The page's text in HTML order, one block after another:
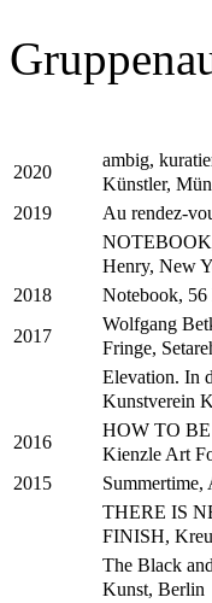
2020
ambig,
Künstler,
2019
Au rendez-
Henry, New
2018 Notebook,
2017
Wolfgang
Fringe,
Elevation. In
Kunstverein
2016
HOW TO
Kienzle Art
2015
THERE IS
FINISH,
The Black
Kunst, Berlin